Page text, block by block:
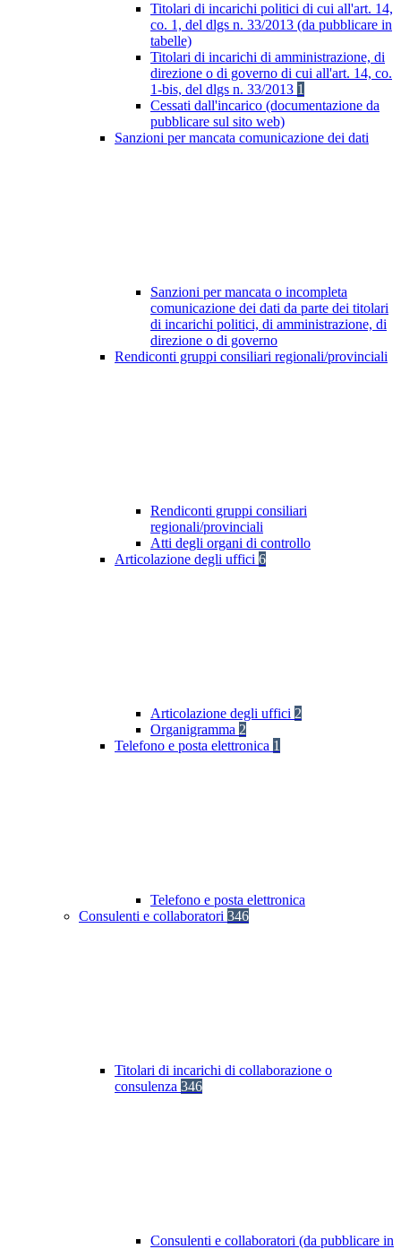
Titolari di incarichi politici di cui all'art. 14,
co. 1, del dlgs n. 33/2013 (da pubblicare in
tabelle)
Titolari di incarichi di amministrazione, di
direzione o di governo di cui all'art. 14, co.
1-bis, del dlgs n. 33/2013 1
Cessati dall'incarico (documentazione da
pubblicare sul sito web)
Sanzioni per mancata comunicazione dei dati
Sanzioni per mancata o incompleta
comunicazione dei dati da parte dei titolari
di incarichi politici, di amministrazione, di
direzione o di governo
Rendiconti gruppi consiliari regionali/provinciali
Rendiconti gruppi consiliari
regionali/provinciali
Atti degli organi di controllo
Articolazione degli uffici 6
Articolazione degli uffici 2
Organigramma 2
Telefono e posta elettronica 1
Telefono e posta elettronica
Consulenti e collaboratori 346
Titolari di incarichi di collaborazione o
consulenza 346
Consulenti e collaboratori (da pubblicare in